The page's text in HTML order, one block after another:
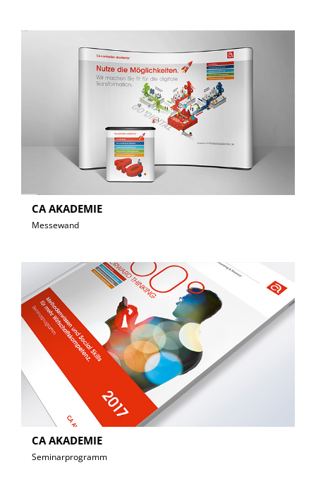
CA AKADEMIE
Messewand
CA AKADEMIE
Seminarprogramm